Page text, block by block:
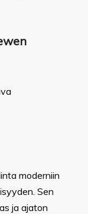
moderniin
Sen
ja ajaton